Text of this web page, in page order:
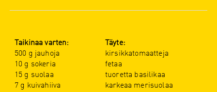
Taikinaa varten:
500 g jauhoja
10 g sokeria
15 g suolaa
7 g kuivahiiva
Täyte:
kirsikkatomaatteja
fetaa
tuoretta basilikaa
karkeaa merisuolaa